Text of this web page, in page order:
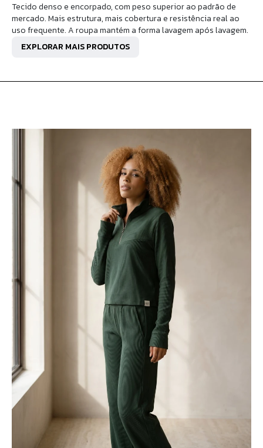
Tecido denso e encorpado, com peso superior ao padrão de
mercado. Mais estrutura, mais cobertura e resistência real ao
uso frequente. A roupa mantém a forma lavagem após lavagem.
EXPLORAR MAIS PRODUTOS